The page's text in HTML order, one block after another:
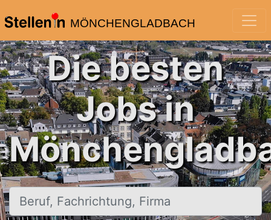
MÖNCHENGLADBACH
Die besten
Jobs in
Beruf, Fachrichtung, Firma